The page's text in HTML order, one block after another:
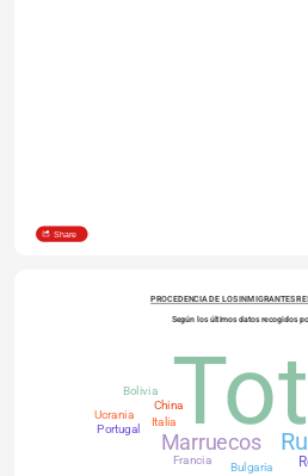
Share
PROCEDENCIA DE LOS INMIGRANTES
Según los últimos datos recogidos
Marruecos
Italia
China
Bulgaria
Portugal
Francia
Ucrania
Bolivia